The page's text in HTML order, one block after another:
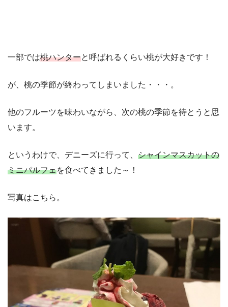
一部では桃ハンターと呼ばれるくらい桃が大好きです！
が、桃の季節が終わってしまいました・・・。
他のフルーツを味わいながら、次の桃の季節を待とうと思
います。
というわけで、デニーズに行って、 シャインマスカットの
ミニパルフェを食べてきました～！
写真はこちら。